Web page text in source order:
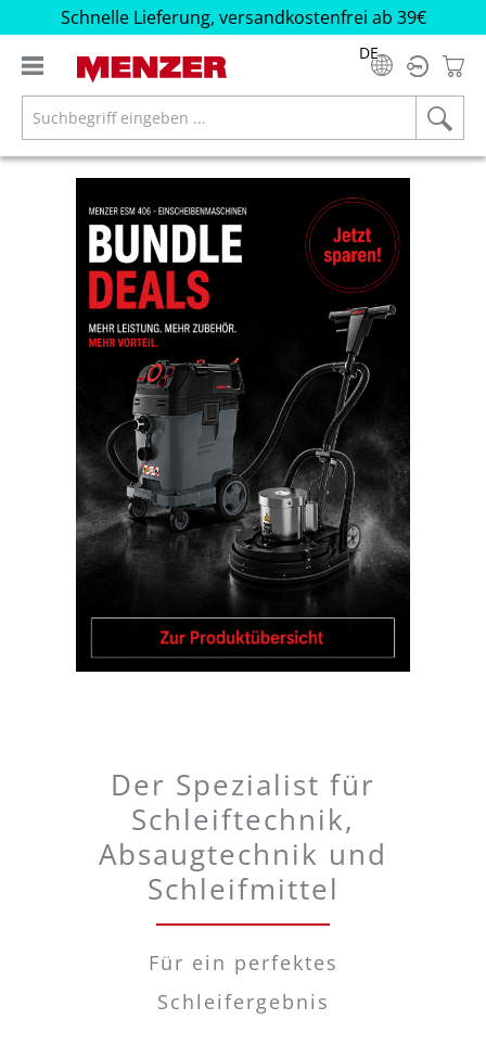
springen
Schnelle Lieferung, versandkostenfrei ab 39€
DE
Der Spezialist für
Schleiftechnik,
Absaugtechnik und
Schleifmittel
Für ein perfektes
Schleifergebnis